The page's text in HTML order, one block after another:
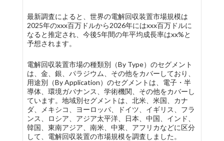
最新調査によると、世界の電解回収装置市場規模は
2025年のxxx百万ドルから2026年にはxxx百万ドルに
なると推定され、今後5年間の年平均成長率はxx%と
予想されます。
電解回収装置市場の種類別（By Type）のセグメント
は、金、銀、パラジウム、その他をカバーしており、
用途別（By Application）のセグメントは、電子・半
導体、環境ガバナンス、学術機関、その他をカバーし
ています。地域別セグメントは、北米、米国、カナ
ダ、メキシコ、ヨーロッパ、ドイツ、イギリス、フラ
ンス、ロシア、アジア太平洋、日本、中国、インド、
韓国、東南アジア、南米、中東、アフリカなどに区分
して、電解回収装置の市場規模を調査しました。